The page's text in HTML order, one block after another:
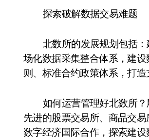
探索破解数据交易难题
北数所的发展规划包括
场化数据采集整合体系，建
则、标准合约政策体系，打
如何运营管理好北数所
先进的股票交易所、商品交
数字经济国际合作，探索建